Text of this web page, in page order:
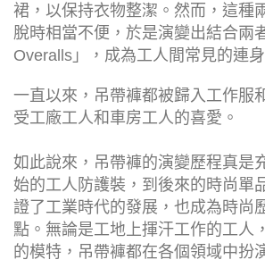
裙，以保持衣物整潔。然而，這種
脫時相當不便，於是演變出結合兩
Overalls」，成為工人間常見的連
一直以來，吊帶褲都被歸入工作服
受工廠工人和車房工人的喜愛。
如此說來，吊帶褲的演變歷程真是
始的工人防護裝，到後來的時尚單
證了工業時代的發展，也成為時尚
點。無論是工地上揮汗工作的工人
的模特，吊帶褲都在各個領域中扮